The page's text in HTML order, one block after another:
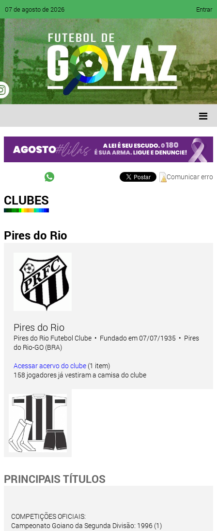
07 de agosto de 2026 Entrar
Comunicar erro
CLUBES
Pires do Rio
Pires do Rio
Pires do Rio Futebol Clube • Fundado em 07/07/1935 • Pires
do Rio-GO (BRA)
Acessar acervo do clube (1 item)
158 jogadores já vestiram a camisa do clube
PRINCIPAIS TÍTULOS
COMPETIÇÕES OFICIAIS:
Campeonato Goiano da Segunda Divisão: 1996 (1)